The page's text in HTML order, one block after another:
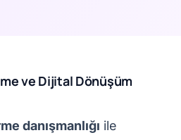
ve Dijital Dönüşüm
danışmanlığı ile